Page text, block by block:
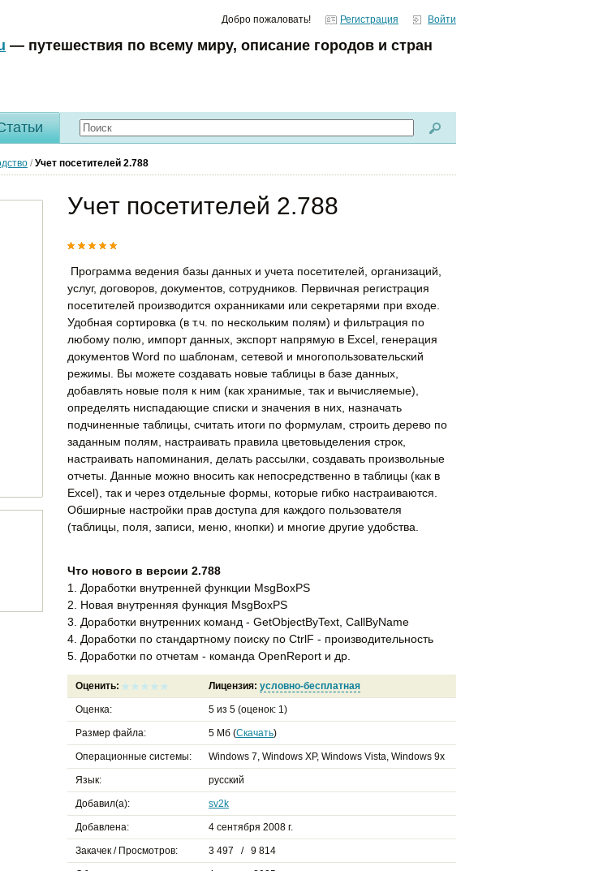
Добро пожаловать! Регистрация Войти
— путешествия по всему миру, описание городов и стран
/ Учет посетителей 2.788
Учет посетителей 2.788
Программа ведения базы данных и учета посетителей, организаций,
услуг, договоров, документов, сотрудников. Первичная регистрация
посетителей производится охранниками или секретарями при входе.
Удобная сортировка (в т.ч. по нескольким полям) и фильтрация по
любому полю, импорт данных, экспорт напрямую в Excel, генерация
документов Word по шаблонам, сетевой и многопользовательский
режимы. Вы можете создавать новые таблицы в базе данных,
добавлять новые поля к ним (как хранимые, так и вычисляемые),
определять ниспадающие списки и значения в них, назначать
подчиненные таблицы, считать итоги по формулам, строить дерево по
заданным полям, настраивать правила цветовыделения строк,
настраивать напоминания, делать рассылки, создавать произвольные
отчеты. Данные можно вносить как непосредственно в таблицы (как в
Excel), так и через отдельные формы, которые гибко настраиваются.
Обширные настройки прав доступа для каждого пользователя
(таблицы, поля, записи, меню, кнопки) и многие другие удобства.
Что нового в версии 2.788
1. Доработки внутренней функции MsgBoxPS
2. Новая внутренняя функция MsgBoxPS
3. Доработки внутренних команд - GetObjectByText, CallByName
4. Доработки по стандартному поиску по CtrlF - производительность
5. Доработки по отчетам - команда OpenReport и др.
Оценить: Лицензия: условно-бесплатная
Оценка: 5 из 5 (оценок: 1 )
Размер файла: 5 Мб (Скачать)
Операционные системы: Windows 7, Windows XP, Windows Vista, Windows 9x
Язык: русский
Добавил(а): sv2k
Добавлена: 4 сентября 2008 г.
Закачек / Просмотров: 3 497 / 9 814